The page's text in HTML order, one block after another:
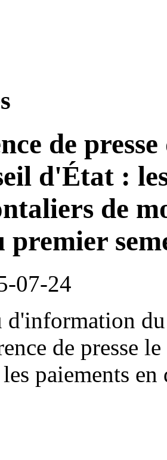
de
d'État :
de
premier
07-24
d'information
de presse
paiements